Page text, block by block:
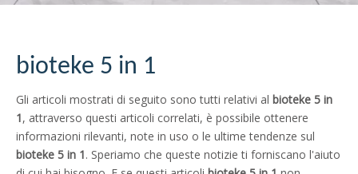
bioteke 5 in 1
Gli articoli mostrati di seguito sono tutti relativi al bioteke 5 in
1, attraverso questi articoli correlati, è possibile ottenere
informazioni rilevanti, note in uso o le ultime tendenze sul
bioteke 5 in 1. Speriamo che queste notizie ti forniscano l'aiuto